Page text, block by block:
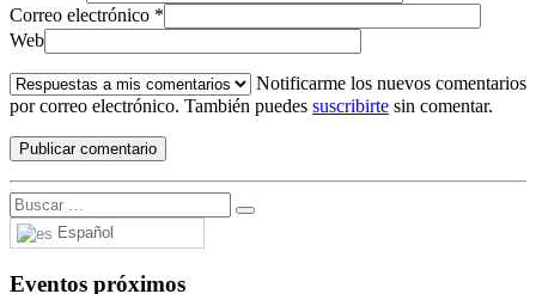
Correo electrónico *
Web
Notificarme los nuevos comentarios
por correo electrónico. También puedes suscribirte sin comentar.
Español
Eventos próximos